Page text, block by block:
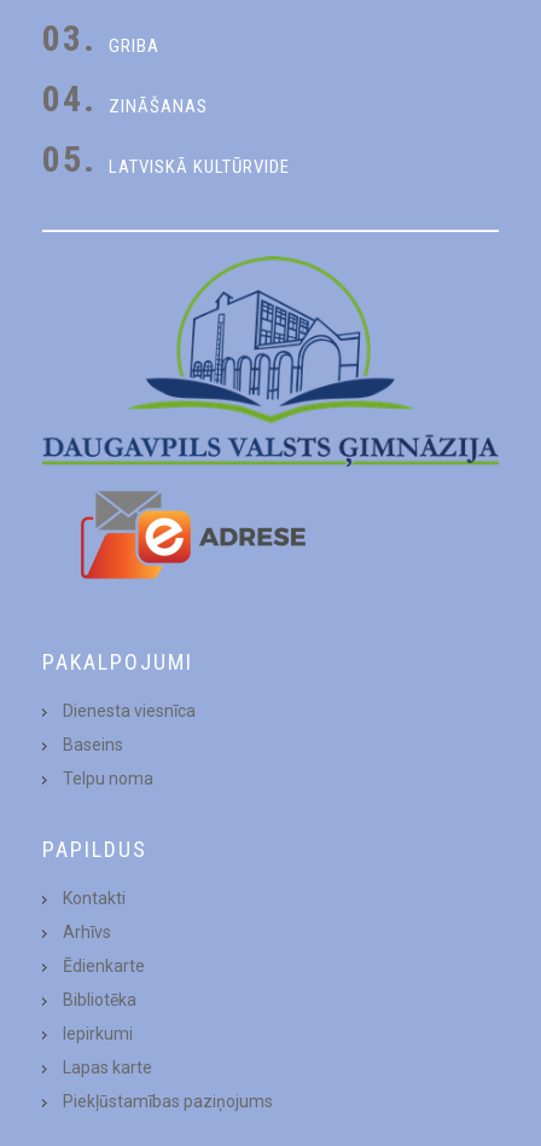
03. GRIBA
04. ZINĀŠANAS
05. LATVISKĀ KULTŪRVIDE
PAKALPOJUMI
Dienesta viesnīca
Baseins
Telpu noma
PAPILDUS
Kontakti
Arhīvs
Ēdienkarte
Bibliotēka
Iepirkumi
Lapas karte
Piekļūstamības paziņojums